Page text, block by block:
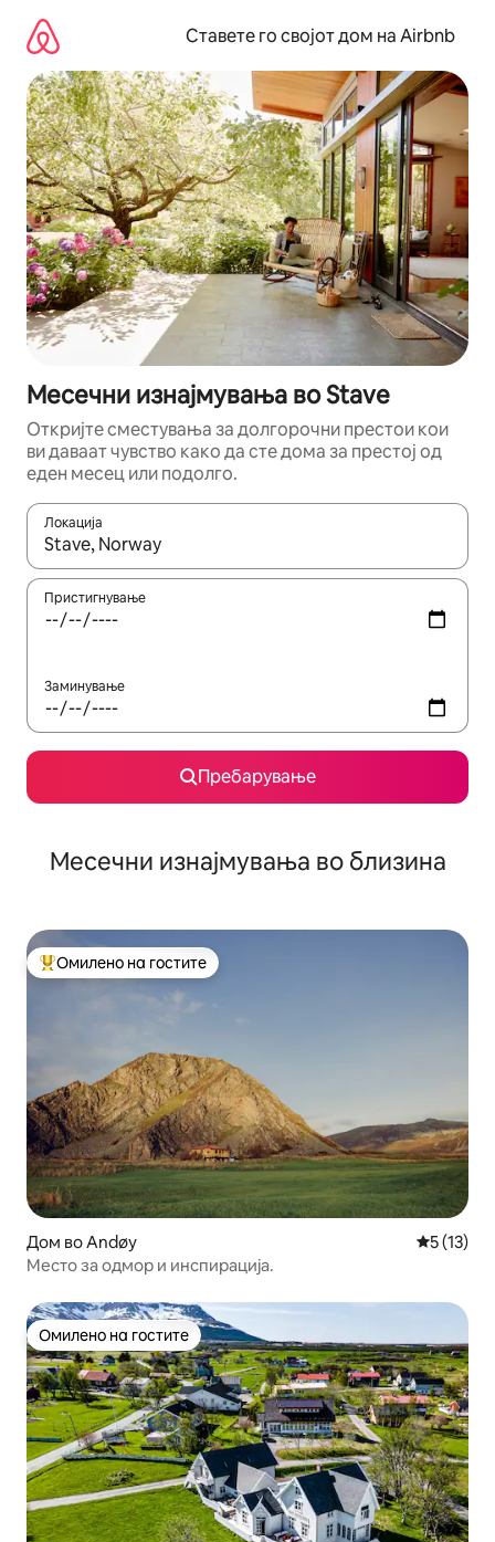
содржина
Ставете го својот дом на Airbnb
Месечни изнајмувања во Stave
Откријте сместувања за долгорочни престои кои
ви даваат чувство како да сте дома за престој од
еден месец или подолго.
Локација
Кога резултатите се достапни, движете се со копчињата
Пристигнување
Заминување
Пребарување
Месечни изнајмувања во близина
Меѓу најуспешните „Омилени на гостите“
Омилено на гостите
Дом во Andøy
5 (13)
Место за одмор и инспирација.
Омилено на гостите
Омилено на гостите